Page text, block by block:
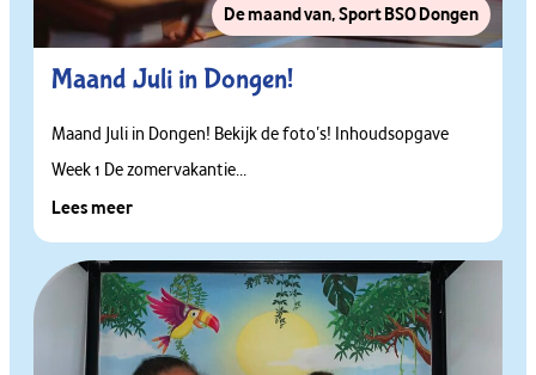
De maand van,Sport BSO Dongen
Maand Juli in Dongen!
Maand Juli in Dongen! Bekijk de foto’s! Inhoudsopgave
Week 1 De zomervakantie...
Lees meer